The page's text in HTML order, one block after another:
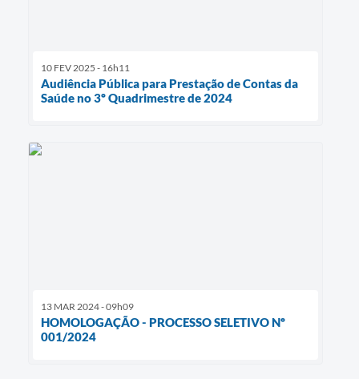
10 FEV 2025 - 16h11
Audiência Pública para Prestação de Contas da
Saúde no 3º Quadrimestre de 2024
13 MAR 2024 - 09h09
HOMOLOGAÇÃO - PROCESSO SELETIVO Nº
001/2024